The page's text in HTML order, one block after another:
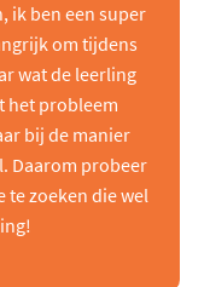
ik ben een super
om tijdens
wat de leerling
het probleem
bij de manier
Daarom probeer
te zoeken die wel